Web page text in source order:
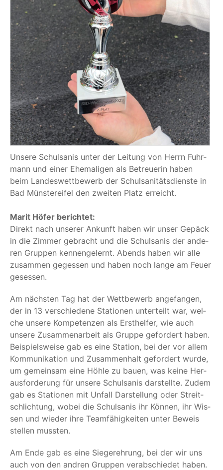
Unse­re Schul­sa­nis unter der Lei­tung von Herrn Fuhr­
mann und einer Ehe­ma­li­gen als Betreue­rin haben
beim Lan­des­wett­be­werb der Schul­sa­ni­täts­diens­te in
Bad Müns­ter­ei­fel den zwei­ten Platz erreicht.
Marit Höfer berichtet:
Direkt nach unse­rer Ankunft haben wir unser Gepäck
in die Zim­mer gebracht und die Schul­sa­nis der ande­
ren Grup­pen ken­nen­ge­lernt. Abends haben wir alle
zusam­men geges­sen und haben noch lan­ge am Feu­er
gesessen.
Am nächs­ten Tag hat der Wett­be­werb ange­fan­gen,
der in 13 ver­schie­de­ne Sta­tio­nen unter­teilt war, wel­
che unse­re Kom­pe­ten­zen als Erst­hel­fer, wie auch
unse­re Zusam­men­ar­beit als Grup­pe gefor­dert haben.
Bei­spiels­wei­se gab es eine Sta­ti­on, bei der vor allem
Kom­mu­ni­ka­ti­on und Zusam­men­halt gefor­dert wur­de,
um gemein­sam eine Höh­le zu bau­en, was kei­ne Her­
aus­for­de­rung für unse­re Schul­sa­nis dar­stell­te. Zudem
gab es Sta­tio­nen mit Unfall Dar­stel­lung oder Streit­
schlich­tung, wobei die Schul­sa­nis ihr Kön­nen, ihr Wis­
sen und wie­der ihre Team­fä­hig­kei­ten unter Beweis
stel­len mussten.
Am Ende gab es eine Sie­ger­eh­rung, bei der wir uns
auch von den and­ren Grup­pen ver­ab­schie­det haben.